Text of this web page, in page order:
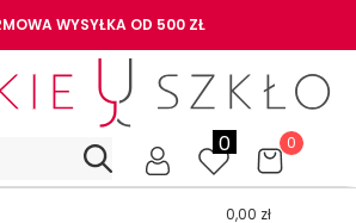
WYSYŁKA OD 500 ZŁ
0 0
0,00 zł